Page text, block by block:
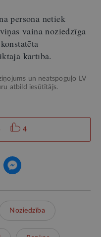
persona netiek
vaina noziedzīga
kārtībā.
un neatspoguļo LV
atbild iesūtītājs.
4
Noziedzība